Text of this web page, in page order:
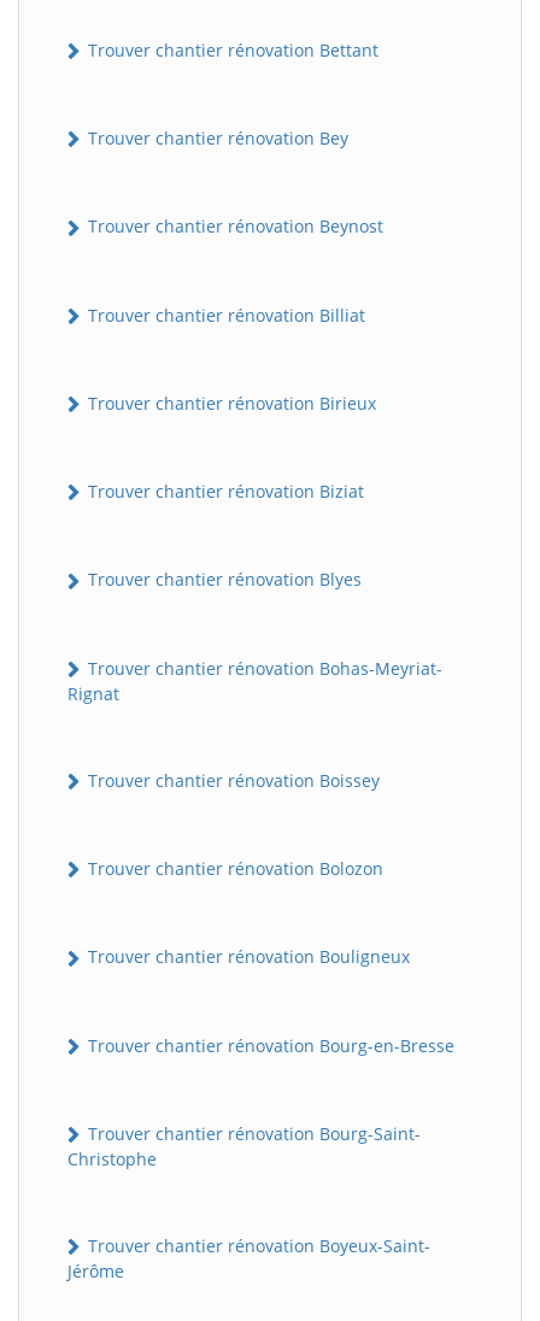
Trouver chantier rénovation Bettant
Trouver chantier rénovation Bey
Trouver chantier rénovation Beynost
Trouver chantier rénovation Billiat
Trouver chantier rénovation Birieux
Trouver chantier rénovation Biziat
Trouver chantier rénovation Blyes
Trouver chantier rénovation Bohas-Meyriat-
Rignat
Trouver chantier rénovation Boissey
Trouver chantier rénovation Bolozon
Trouver chantier rénovation Bouligneux
Trouver chantier rénovation Bourg-en-Bresse
Trouver chantier rénovation Bourg-Saint-
Christophe
Trouver chantier rénovation Boyeux-Saint-
Jérôme